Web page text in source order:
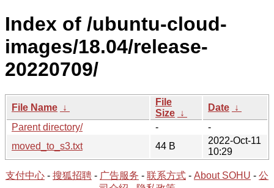
Index of /ubuntu-cloud-
images/18.04/release-
20220709/
File Name ↓
File
Size ↓
Date ↓
Parent directory/
-
-
moved_to_s3.txt
44 B
2022-Oct-11
10:29
支付中心 - 搜狐招聘 - 广告服务 - 联系方式 - About SOHU - 公